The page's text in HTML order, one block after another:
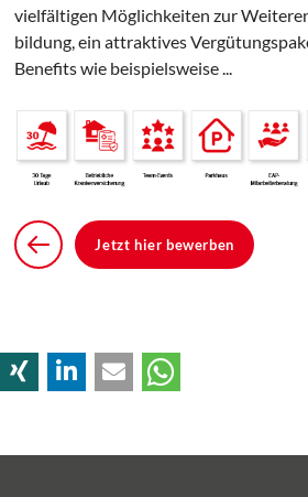
vielfältigen Möglichkeiten zur
bildung, ein attraktives
Benefits wie beispielsweise ...
Jetzt hier bewerben